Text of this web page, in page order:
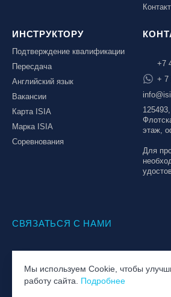
Мы используем Cookie, чтобы
работу сайта. Подробнее
ИНСТРУКТОРУ
Подтверждение квалификации
Пересдача
Английский язык
Вакансии
Карта ISIA
Марка ISIA
Соревнования
+7
+ 7
этаж,
Для
СВЯЗАТЬСЯ С НАМИ
Политика обработки персональных данных
Пользовательское соглашение